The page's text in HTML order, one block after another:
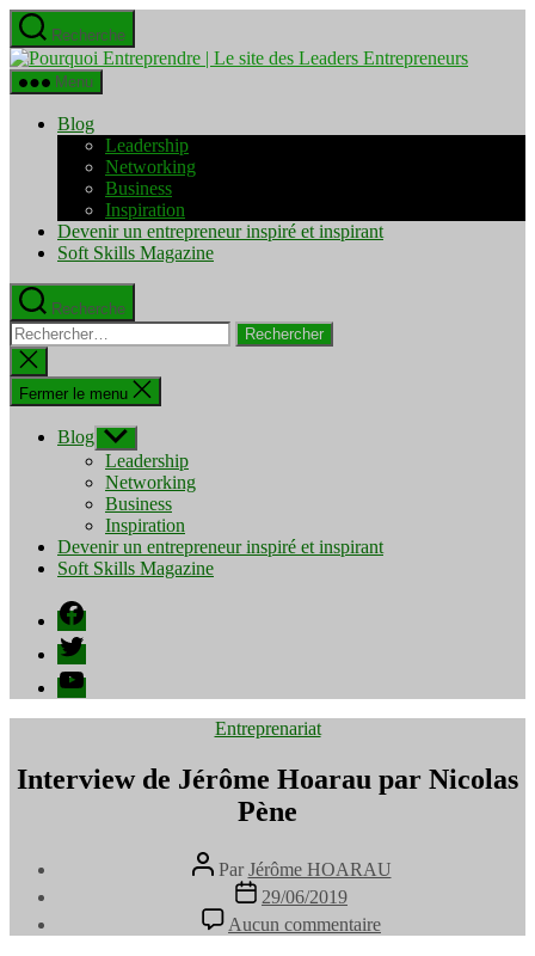
Aller
au
contenu
Recherche
Pourquoi
Menu
Blog
Leadership
Networking
Business
Inspiration
Devenir un entrepreneur inspiré et inspirant
Soft Skills Magazine
Recherche
Rechercher :
Fermer
la
recherche
Fermer le menu
Blog Afficher
le
sous-
menu
Leadership
Networking
Business
Inspiration
Devenir un entrepreneur inspiré et inspirant
Soft Skills Magazine
Facebook
Twitter
YouTube
Catégories
Entreprenariat
Interview de Jérôme Hoarau par Nicolas
Pène
Auteur
de
l’article
Par Jérôme HOARAU
Date
l’article
29/06/2019
Aucun commentaire
Interview